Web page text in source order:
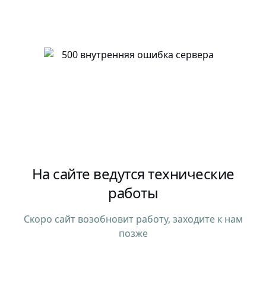
На сайте ведутся технические
работы
Скоро сайт возобновит работу, заходите к нам
позже